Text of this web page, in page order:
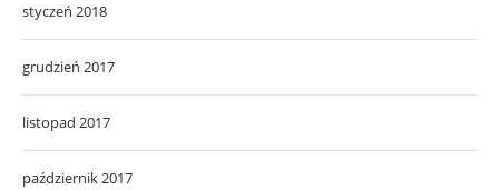
styczeń 2018
grudzień 2017
listopad 2017
październik 2017